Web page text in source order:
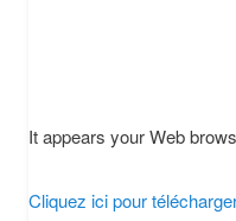
It appears your Web
Cliquez ici pour